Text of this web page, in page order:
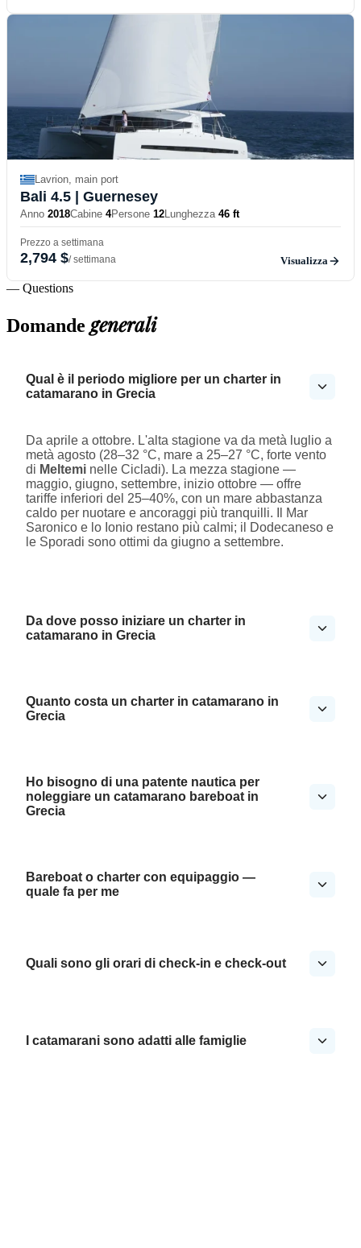
Lavrion, main port
Bali 4.5 | Guernesey
Anno 2018Cabine 4Persone 12Lunghezza 46 ft
Prezzo a settimana
2,794 $/ settimana Visualizza
— Questions
Domandegenerali
Qual è il periodo migliore per un charter in
catamarano in Grecia
Da aprile a ottobre. L'alta stagione va da metà luglio a
metà agosto (28–32 °C, mare a 25–27 °C, forte vento
di Meltemi nelle Cicladi). La mezza stagione —
maggio, giugno, settembre, inizio ottobre — offre
tariffe inferiori del 25–40%, con un mare abbastanza
caldo per nuotare e ancoraggi più tranquilli. Il Mar
Saronico e lo Ionio restano più calmi; il Dodecaneso e
le Sporadi sono ottimi da giugno a settembre.
Da dove posso iniziare un charter in
catamarano in Grecia
Quanto costa un charter in catamarano in
Grecia
Ho bisogno di una patente nautica per
noleggiare un catamarano bareboat in
Grecia
Bareboat o charter con equipaggio —
quale fa per me
Quali sono gli orari di check-in e check-out
I catamarani sono adatti alle famiglie